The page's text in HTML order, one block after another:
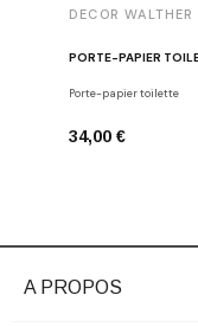
DECOR WALTHER
PORTE-PAPIER
Porte-papier toilette
34,00 €
A PROPOS